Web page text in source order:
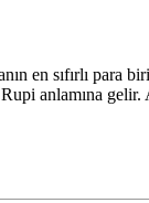
en sıfırlı
anlamına gelir.